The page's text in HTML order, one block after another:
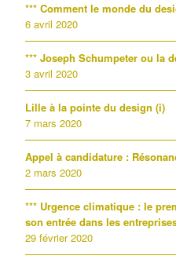
*** Comment le monde du
6 avril 2020
*** Joseph Schumpeter ou la
3 avril 2020
Lille à la pointe du design (i)
7 mars 2020
Appel à candidature :
2 mars 2020
*** Urgence climatique : le
son entrée dans les
29 février 2020